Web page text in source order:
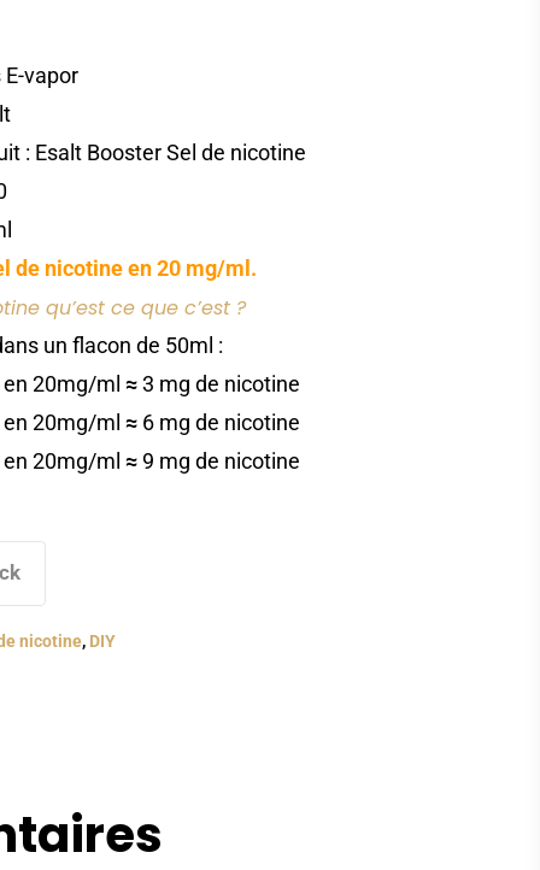
vapor
: Esalt Booster Sel de nicotine
de nicotine en 20 mg/ml.
qu’est ce que c’est ?
un flacon de 50ml :
en 20mg/ml≈3 mg de nicotine
en 20mg/ml≈ 6 mg de nicotine
en 20mg/ml≈ 9 mg de nicotine
nicotine, DIY